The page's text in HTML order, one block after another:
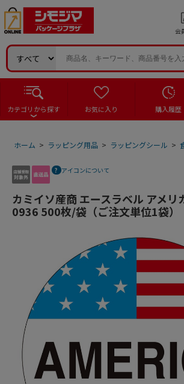
会
カテゴリから探す お気に入り 購入履歴
ホーム > ラッピング用品 > ラッピングシール >
アイコンについて
カミイソ産商 エースラベル アメリ
0936 500枚/袋（ご注文単位1袋）